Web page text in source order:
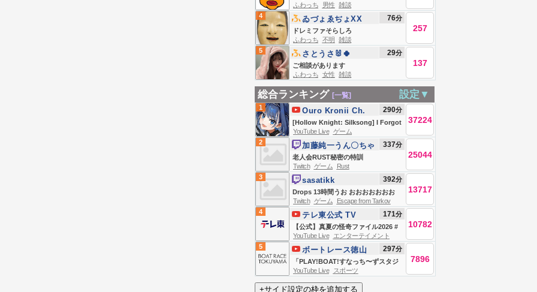
ふわっち 男性 雑談
4
ドレミファそらしろ
ゐづょゑぢょXX 76分
257
ふわっち 不明 雑談
5
ご相談があります
さとうさ🐰🍀 29分
137
ふわっち 女性 雑談
総合ランキング [一覧] 設定▼
1
[Hollow Knight: Silksong] I Forgot
| #7
Ouro Kronii Ch.
hololive-EN
290分
37224
YouTube Live ゲーム
2
老人会RUST秘密の特訓
加藤純一うん〇ちゃ
ん
337分
25044
Twitch ゲーム
Rust
3
Drops 13時間うお おおおおおおお
Escape From Tarkov
sasatikk 392分
13717
Twitch ゲーム
Escape from Tarkov
4
【公式】真夏の怪奇ファイル2026 #
恐怖 #心霊
テレ東公式 TV
TOKYO
171分
10782
YouTube Live
エンターテイメント
5
「PLAY!BOAT!すなっち〜ずスタジ
アム」PGⅠ第40回レディースチャン
ピオン 初日
ボートレース徳山 297分
7896
YouTube Live スポーツ